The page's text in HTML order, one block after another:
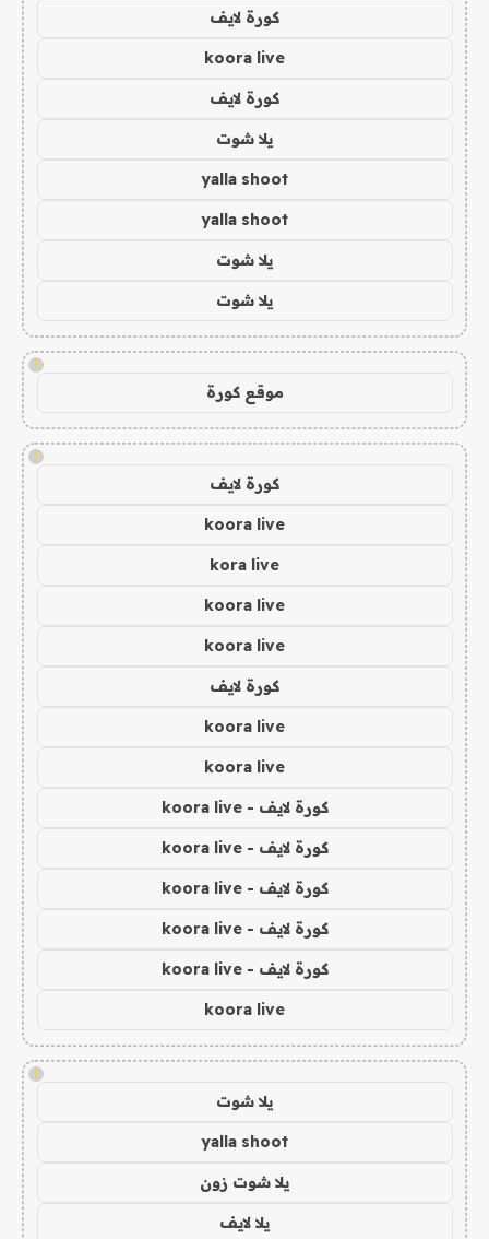
كورة لايف
koora live
كورة لايف
يلا شوت
yalla shoot
yalla shoot
يلا شوت
يلا شوت
!
موقع كورة
!
كورة لايف
koora live
kora live
koora live
koora live
كورة لايف
koora live
koora live
كورة لايف - koora live
كورة لايف - koora live
كورة لايف - koora live
كورة لايف - koora live
كورة لايف - koora live
koora live
!
يلا شوت
yalla shoot
يلا شوت زون
يلا لايف